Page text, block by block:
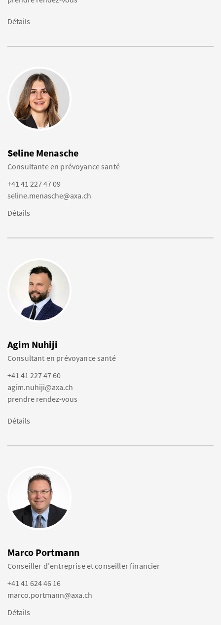
Détails
Seline Menasche
Consultante en prévoyance santé
+41 41 227 47 09
seline.menasche@axa.ch
Détails
Agim Nuhiji
Consultant en prévoyance santé
+41 41 227 47 60
agim.nuhiji@axa.ch
prendre rendez-vous
Détails
Marco Portmann
Conseiller d'entreprise et conseiller financier
+41 41 624 46 16
marco.portmann@axa.ch
Détails